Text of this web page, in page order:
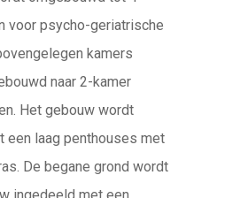
voor psycho-geriatrische
kamers
naar 2-kamer
Het gebouw wordt
een laag penthouses met
De begane grond wordt